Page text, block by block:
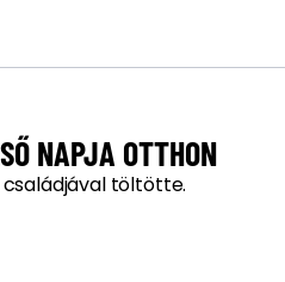
NAPJA OTTHON
töltötte.